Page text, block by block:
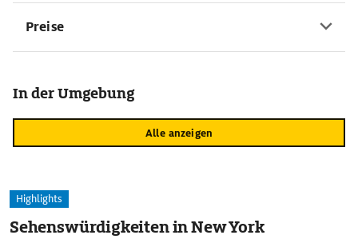
Preise
In der Umgebung
Alle anzeigen
Highlights
Sehenswürdigkeiten in New York